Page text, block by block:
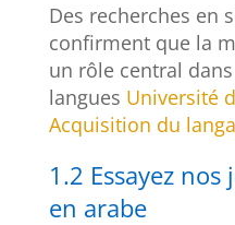
Des recherches en
confirment que la
un rôle central
langues Université
Acquisition du
1.2 Essayez
en arabe